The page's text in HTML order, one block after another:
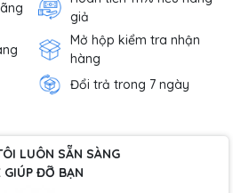
giả
Mở hộp kiểm tra nhận
hàng
Đổi trả trong 7 ngày
LUÔN SẴN SÀNG
GIÚP ĐỠ BẠN